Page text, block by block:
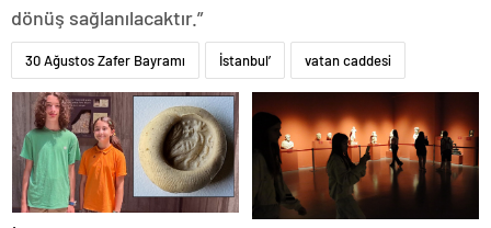
dönüş sağlanılacaktır.”
30 Ağustos Zafer Bayramı İstanbul’ vatan caddesi